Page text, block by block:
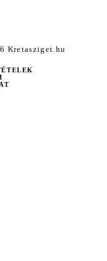
Kretasziget.hu